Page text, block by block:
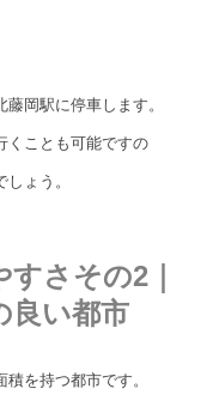
岡駅に停車します。
くことも可能ですの
ょう。
さその2｜
良い都市
を持つ都市です。